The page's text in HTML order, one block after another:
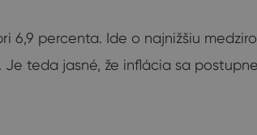
percenta. Ide o najnižšiu
teda jasné, že inflácia sa